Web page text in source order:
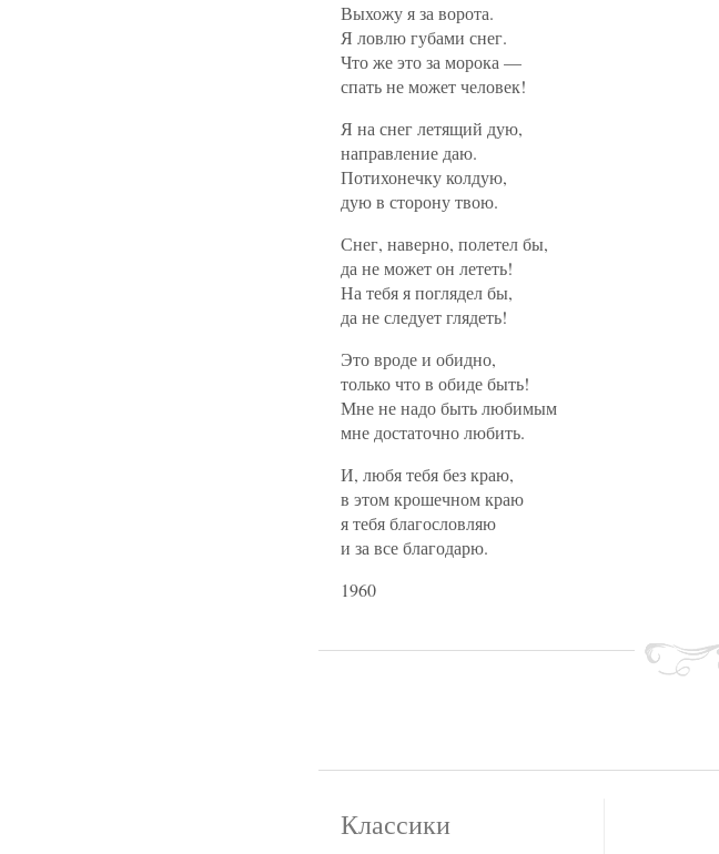
Выхожу я за ворота.
Я ловлю губами снег.
Что же это за морока —
спать не может человек!
Я на снег летящий дую,
направление даю.
Потихонечку колдую,
дую в сторону твою.
Снег, наверно, полетел бы,
да не может он лететь!
На тебя я поглядел бы,
да не следует глядеть!
Это вроде и обидно,
только что в обиде быть!
Мне не надо быть любимым
мне достаточно любить.
И, любя тебя без краю,
в этом крошечном краю
я тебя благословляю
и за все благодарю.
1960
Классики